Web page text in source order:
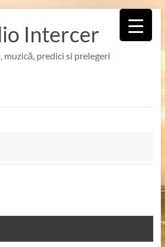
Intercer
muzică, predici si prelegeri